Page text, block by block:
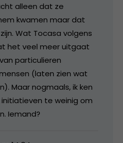
alleen dat ze
kwamen maar dat
Wat Tocasa volgens
het veel meer uitgaat
particulieren
(laten zien wat
Maar nogmaals, ik ken
te weinig om
Iemand?